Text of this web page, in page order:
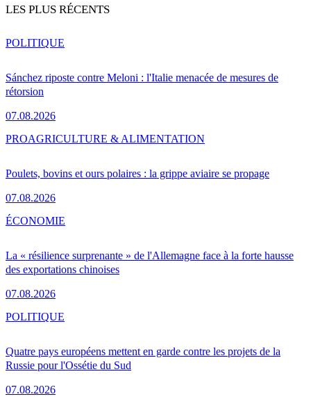
LES PLUS RÉCENTS
Sánchez riposte contre Meloni : l'Italie menacée de mesures de
rétorsion
07.08.2026
POLITIQUE
Poulets, bovins et ours polaires : la grippe aviaire se propage
07.08.2026
PROAGRICULTURE & ALIMENTATION
La « résilience surprenante » de l'Allemagne face à la forte hausse
des exportations chinoises
07.08.2026
ÉCONOMIE
Quatre pays européens mettent en garde contre les projets de la
Russie pour l'Ossétie du Sud
07.08.2026
POLITIQUE